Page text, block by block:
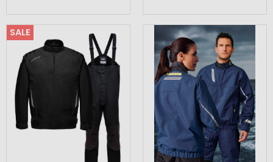
SALE